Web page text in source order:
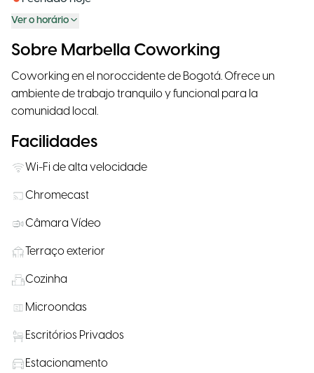
Ver o horário
Sobre Marbella Coworking
Coworking en el noroccidente de Bogotá. Ofrece un
ambiente de trabajo tranquilo y funcional para la
comunidad local.
Facilidades
Wi-Fi de alta velocidade
Chromecast
Câmara Vídeo
Terraço exterior
Cozinha
Microondas
Escritórios Privados
Estacionamento